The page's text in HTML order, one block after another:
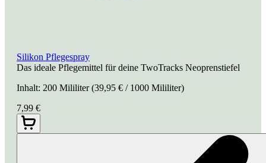
Silikon Pflegespray
Das ideale Pflegemittel für deine TwoTracks Neoprenstiefel
Inhalt: 200 Mililiter(39,95 € / 1000 Mililiter)
7,99 €